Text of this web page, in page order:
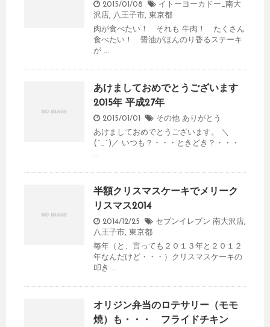
2015/01/08
イトーヨーカドー_南大
沢店, 八王子市, 東京都
肉が食べたい！ それも 牛肉！ たくさん
食べたい！ 醤油がほんのり香るステーキ
が ...
あけましておめでとうございます
2015年 平成27年
2015/01/01 その他 ありがとう
あけましておめでとうございます。 ＼
(^_^)／ いつも？・・・ときどき？・・・
...
半額クリスマスケーキでメリーク
リスマス2014
2014/12/25 セブンイレブン 南大沢店,
八王子市, 東京都
毎年（と、言っても２０１３年と２０１２
年なんだけど・・・）クリスマスケーキの
叩き ...
オリジン弁当のロテサリー（モモ
焼）も・・・ フライドチキン